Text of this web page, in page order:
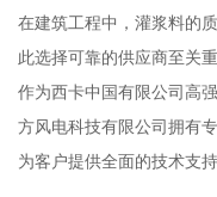
在建筑工程中，灌浆料的
此选择可靠的供应商至关重
作为西卡中国有限公司高
方风电科技有限公司拥有
为客户提供全面的技术支